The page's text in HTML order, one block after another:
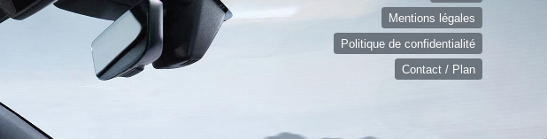
Mentions légales
Politique de confidentialité
Contact / Plan